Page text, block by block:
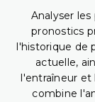
Analyser
pronostics
l'historique de
actuelle,
l'entraîneur
combine